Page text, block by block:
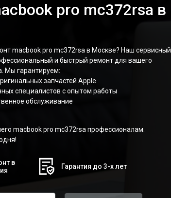
pro mc372rsa в
macbook pro mc372rsa в Москве? Наш сервисный
и быстрый ремонт для вашего
Мы гарантируем:
запчастей Apple
специалистов с опытом работы
обслуживание
macbook pro mc372rsa профессионалам.
в
Гарантия до 3-х лет